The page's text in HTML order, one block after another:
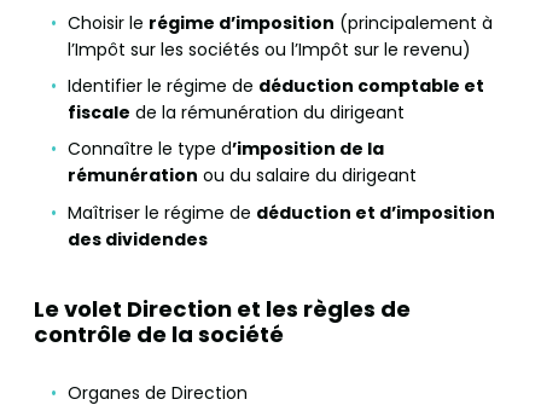
Choisir le régime d’imposition (principalement à
l’Impôt sur les sociétés ou l’Impôt sur le revenu)
Identifier le régime de déduction comptable et
fiscale de la rémunération du dirigeant
Connaître le type d’imposition de la
rémunération ou du salaire du dirigeant
Maîtriser le régime de déduction et d’imposition
des dividendes
Le volet Direction et les règles de
contrôle de la société
Organes de Direction